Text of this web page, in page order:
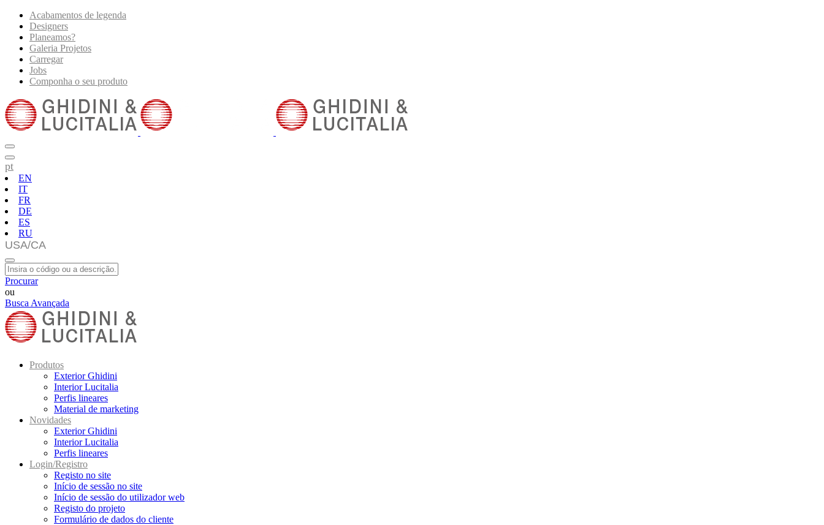
Acabamentos de legenda
Designers
Planeamos?
Galeria Projetos
Carregar
Jobs
Componha o seu produto
pt
EN
IT
FR
DE
ES
RU
Procurar
ou
Busca Avançada
Produtos
Exterior Ghidini
Interior Lucitalia
Perfis lineares
Material de marketing
Novidades
Exterior Ghidini
Interior Lucitalia
Perfis lineares
Login/Registro
Registo no site
Início de sessão no site
Início de sessão do utilizador web
Registo do projeto
Formulário de dados do cliente